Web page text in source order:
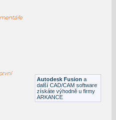
závěsy, úchyty, srdcovky
Autodesk Fusion a
další CAD/CAM software
získáte výhodně u firmy
ARKANCE